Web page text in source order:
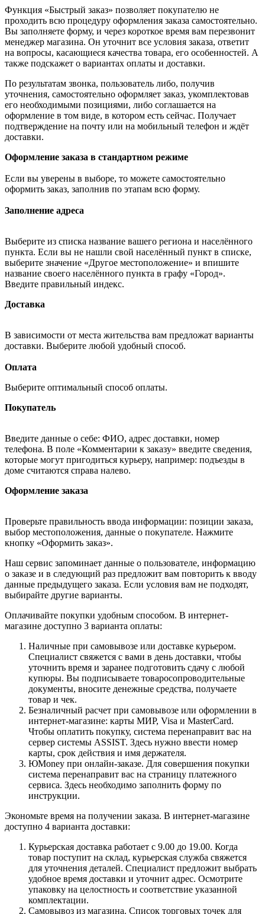
Функция «Быстрый заказ» позволяет покупателю не
проходить всю процедуру оформления заказа самостоятельно.
Вы заполняете форму, и через короткое время вам перезвонит
менеджер магазина. Он уточнит все условия заказа, ответит
на вопросы, касающиеся качества товара, его особенностей. А
также подскажет о вариантах оплаты и доставки.
По результатам звонка, пользователь либо, получив
уточнения, самостоятельно оформляет заказ, укомплектовав
его необходимыми позициями, либо соглашается на
оформление в том виде, в котором есть сейчас. Получает
подтверждение на почту или на мобильный телефон и ждёт
доставки.
Оформление заказа в стандартном режиме
Если вы уверены в выборе, то можете самостоятельно
оформить заказ, заполнив по этапам всю форму.
Заполнение адреса
Выберите из списка название вашего региона и населённого
пункта. Если вы не нашли свой населённый пункт в списке,
выберите значение «Другое местоположение» и впишите
название своего населённого пункта в графу «Город».
Введите правильный индекс.
Доставка
В зависимости от места жительства вам предложат варианты
доставки. Выберите любой удобный способ.
Оплата
Выберите оптимальный способ оплаты.
Покупатель
Введите данные о себе: ФИО, адрес доставки, номер
телефона. В поле «Комментарии к заказу» введите сведения,
которые могут пригодиться курьеру, например: подъезды в
доме считаются справа налево.
Оформление заказа
Проверьте правильность ввода информации: позиции заказа,
выбор местоположения, данные о покупателе. Нажмите
кнопку «Оформить заказ».
Наш сервис запоминает данные о пользователе, информацию
о заказе и в следующий раз предложит вам повторить к вводу
данные предыдущего заказа. Если условия вам не подходят,
выбирайте другие варианты.
Оплачивайте покупки удобным способом. В интернет-
магазине доступно 3 варианта оплаты:
Наличные при самовывозе или доставке курьером.
Специалист свяжется с вами в день доставки, чтобы
уточнить время и заранее подготовить сдачу с любой
купюры. Вы подписываете товаросопроводительные
документы, вносите денежные средства, получаете
товар и чек.
Безналичный расчет при самовывозе или оформлении в
интернет-магазине: карты МИР, Visa и MasterCard.
Чтобы оплатить покупку, система перенаправит вас на
сервер системы ASSIST. Здесь нужно ввести номер
карты, срок действия и имя держателя.
ЮMoney при онлайн-заказе. Для совершения покупки
система перенаправит вас на страницу платежного
сервиса. Здесь необходимо заполнить форму по
инструкции.
Экономьте время на получении заказа. В интернет-магазине
доступно 4 варианта доставки:
Курьерская доставка работает с 9.00 до 19.00. Когда
товар поступит на склад, курьерская служба свяжется
для уточнения деталей. Специалист предложит выбрать
удобное время доставки и уточнит адрес. Осмотрите
упаковку на целостность и соответствие указанной
комплектации.
Самовывоз из магазина. Список торговых точек для